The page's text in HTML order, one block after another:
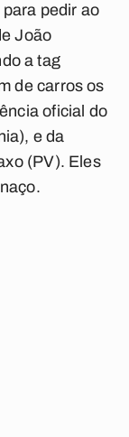
pedir ao
João
a tag
de carros os
oficial do
e da
(PV). Eles